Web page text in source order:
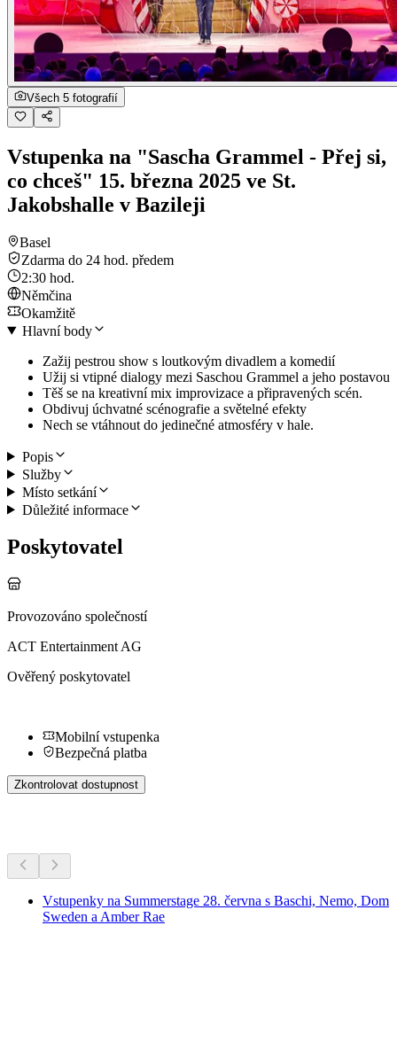
Všech 5 fotografií
Vstupenka na "Sascha Grammel - Přej si,
co chceš" 15. března 2025 ve St.
Jakobshalle v Bazileji
Basel
Zdarma do 24 hod. předem
2:30 hod.
Němčina
Okamžitě
Hlavní body
Zažij pestrou show s loutkovým divadlem a komedií
Užij si vtipné dialogy mezi Saschou Grammel a jeho postavou
Těš se na kreativní mix improvizace a připravených scén.
Obdivuj úchvatné scénografie a světelné efekty
Nech se vtáhnout do jedinečné atmosféry v hale.
Popis
Služby
Místo setkání
Důležité informace
Poskytovatel
Provozováno společností
ACT Entertainment AG
Ověřený poskytovatel
Mobilní vstupenka
Bezpečná platba
Zkontrolovat dostupnost
Vstupenky na Summerstage 28. června s Baschi, Nemo, Dom
Sweden a Amber Rae